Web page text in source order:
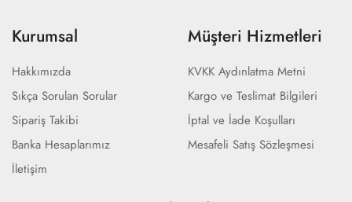
Kurumsal
Hakkımızda
Sıkça Sorulan Sorular
Sipariş Takibi
Banka Hesaplarımız
İletişim
Müşteri Hizmetleri
KVKK Aydınlatma Metni
Kargo ve Teslimat Bilgileri
İptal ve İade Koşulları
Mesafeli Satış Sözleşmesi